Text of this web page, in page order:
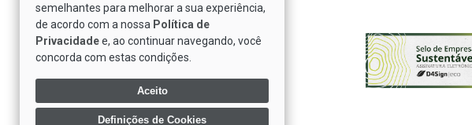
Saiba Mais Sobre Nós
Depoimentos de Clientes
Trabalhe Conosco
Política de Privacidade
semelhantes para melhorar a sua experiência,
de acordo com a nossa Política de
Privacidadee, ao continuar navegando, você
concorda com estas condições.
Aceito
Definições de Cookies